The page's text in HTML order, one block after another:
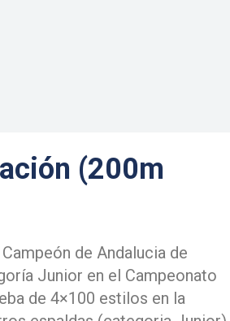
(200m
de Andalucia de
Junior en el Campeonato
de 4×100 estilos en la